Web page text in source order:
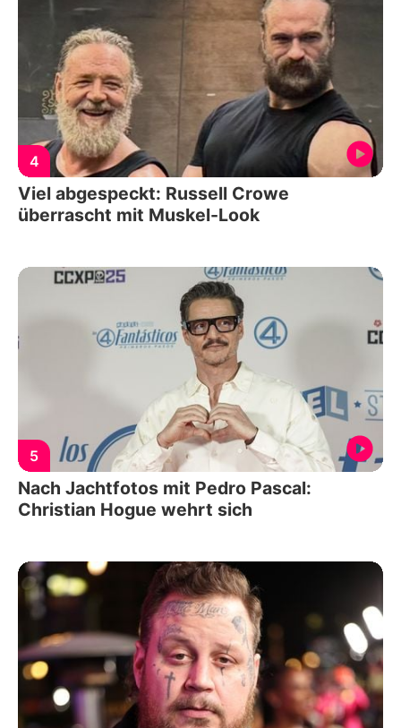
4
Viel abgespeckt: Russell Crowe
überrascht mit Muskel-Look
5
Nach Jachtfotos mit Pedro Pascal:
Christian Hogue wehrt sich